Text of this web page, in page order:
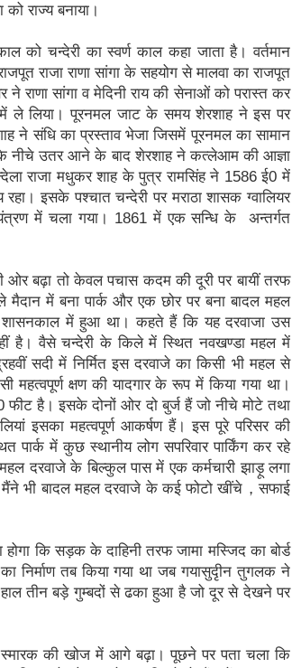
राज्य बनाया।
को चन्देरी का स्वर्ण काल कहा जाता है। वर्तमान
राजा राणा सांगा के सहयोग से मालवा का राजपूत
राणा सांगा व मेदिनी राय की सेनाओं को परास्त कर
ले लिया। पूरनमल जाट के समय शेरशाह ने इस पर
ने संधि का प्रस्ताव भेजा जिसमें पूरनमल का सामान
नीचे उतर आने के बाद शेरशाह ने कत्लेआम की आज्ञा
राजा मधुकर शाह के पुत्र रामसिंह ने 1586 ई0 में
इसके पश्चात चन्देरी पर मराठा शासक ग्वालियर
में चला गया। 1861 में एक सन्धि के अन्तर्गत
बढ़ा तो केवल पचास कदम की दूरी पर बायीं तरफ
में बना पार्क और एक छोर पर बना बादल महल
के शासनकाल में हुआ था। कहते हैं कि यह दरवाजा उस
है। वैसे चन्देरी के किले में स्थित नवखण्डा महल में
सदी में निर्मित इस दरवाजे का किसी भी महल से
महत्वपूर्ण क्षण की यादगार के रूप में किया गया था।
फीट है। इसके दोनों ओर दो बुर्ज हैं जो नीचे मोटे तथा
इसका महत्वपूर्ण आकर्षण हैं। इस पूरे परिसर की
में कुछ स्थानीय लोग सपरिवार पार्किंग कर रहे
दरवाजे के बिल्कुल पास में एक कर्मचारी झाड़ू लगा
भी बादल महल दरवाजे के कई फोटो खींचे，सफाई
कि सड़क के दाहिनी तरफ जामा मस्जिद का बोर्ड
निर्माण तब किया गया था जब गयासुदृीन तुगलक ने
तीन बड़े गुम्बदों से ढका हुआ है जो दूर से देखने पर
स्मारक की खोज में आगे बढ़ा। पूछने पर पता चला कि